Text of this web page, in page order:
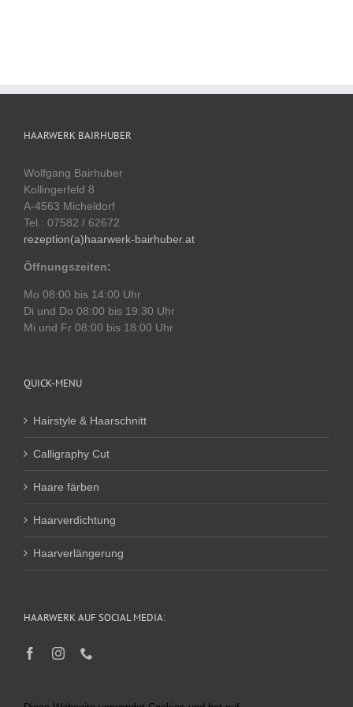
HAARWERK BAIRHUBER
Wolfgang Bairhuber
Kollingerfeld 8
A-4563 Micheldorf
Tel.: 07582 / 62672
rezeption(a)haarwerk-bairhuber.at
Öffnungszeiten:
Mo 08:00 bis 14:00 Uhr
Di und Do 08:00 bis 19:30 Uhr
Mi und Fr 08:00 bis 18:00 Uhr
QUICK-MENU
Hairstyle & Haarschnitt
Calligraphy Cut
Haare färben
Haarverdichtung
Haarverlängerung
HAARWERK AUF SOCIAL MEDIA: